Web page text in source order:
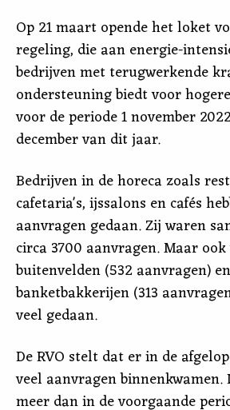
Op 21 maart opende het loket
regeling, die aan energie-
bedrijven met terugwerkende
ondersteuning biedt voor
voor de periode 1 november
december van dit jaar.
Bedrijven in de horeca zoals
cafetaria's, ijssalons en cafés
aanvragen gedaan. Zij waren
circa 3700 aanvragen. Maar
buitenvelden (532 aanvragen)
banketbakkerijen (313
veel gedaan.
De RVO stelt dat er in de
veel aanvragen
meer dan in de voorgaande